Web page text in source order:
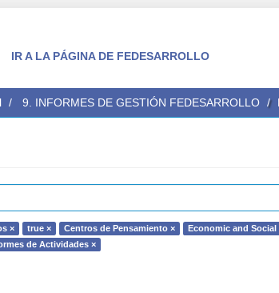
IR A LA PÁGINA DE FEDESARROLLO
9. INFORMES DE GESTIÓN FEDESARROLLO
× true × Centros de Pensamiento × Economic and Social
de Actividades ×